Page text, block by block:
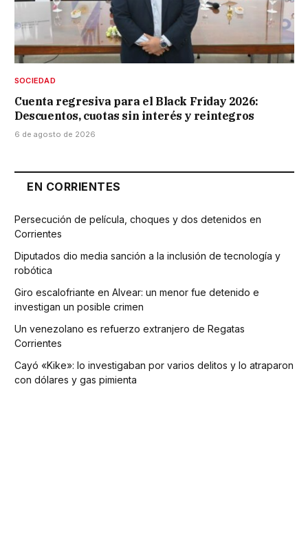
SOCIEDAD
Cuenta regresiva para el Black Friday 2026:
Descuentos, cuotas sin interés y reintegros
6 de agosto de 2026
EN CORRIENTES
Persecución de película, choques y dos detenidos en
Corrientes
Diputados dio media sanción a la inclusión de tecnología y
robótica
Giro escalofriante en Alvear: un menor fue detenido e
investigan un posible crimen
Un venezolano es refuerzo extranjero de Regatas
Corrientes
Cayó «Kike»: lo investigaban por varios delitos y lo atraparon
con dólares y gas pimienta